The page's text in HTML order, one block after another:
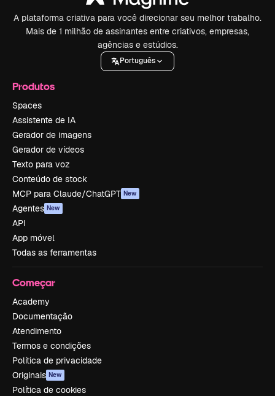
A plataforma criativa para você direcionar seu melhor trabalho.
Mais de 1 milhão de assinantes entre criativos, empresas,
agências e estúdios.
Português
Produtos
Spaces
Assistente de IA
Gerador de imagens
Gerador de vídeos
Texto para voz
Conteúdo de stock
MCP para Claude/ChatGPT New
Agentes New
API
App móvel
Todas as ferramentas
Começar
Academy
Documentação
Atendimento
Termos e condições
Política de privacidade
Originais New
Política de cookies